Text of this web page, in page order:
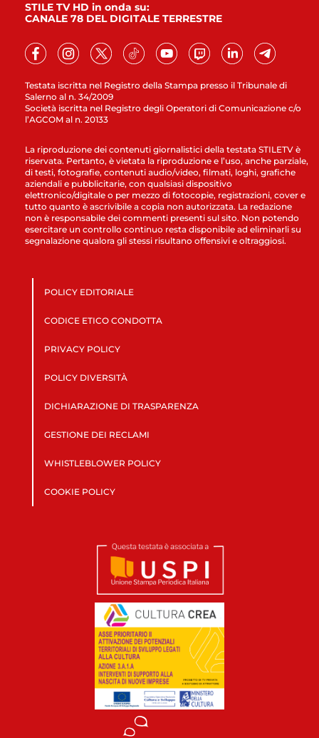
Testata iscritta nel Registro della Stampa presso il Tribunale di
Salerno al n. 34/2009
Società iscritta nel Registro degli Operatori di Comunicazione c/o
l’AGCOM al n. 20133
STILE TV HD in onda su:
CANALE 78 DEL DIGITALE TERRESTRE
La riproduzione dei contenuti giornalistici della testata STILETV è
riservata. Pertanto, è vietata la riproduzione e l’uso, anche parziale,
di testi, fotografie, contenuti audio/video, filmati, loghi, grafiche
aziendali e pubblicitarie, con qualsiasi dispositivo
elettronico/digitale o per mezzo di fotocopie, registrazioni, cover e
tutto quanto è ascrivibile a copia non autorizzata. La redazione
non è responsabile dei commenti presenti sul sito. Non potendo
esercitare un controllo continuo resta disponibile ad eliminarli su
segnalazione qualora gli stessi risultano offensivi e oltraggiosi.
POLICY EDITORIALE
CODICE ETICO CONDOTTA
PRIVACY POLICY
POLICY DIVERSITÀ
DICHIARAZIONE DI TRASPARENZA
GESTIONE DEI RECLAMI
WHISTLEBLOWER POLICY
COOKIE POLICY